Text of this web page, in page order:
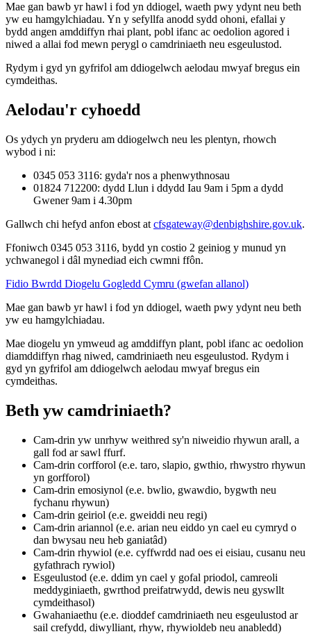
Mae gan bawb yr hawl i fod yn ddiogel, waeth pwy ydynt neu beth
yw eu hamgylchiadau. Yn y sefyllfa anodd sydd ohoni, efallai y
bydd angen amddiffyn rhai plant, pobl ifanc ac oedolion agored i
niwed a allai fod mewn perygl o camdriniaeth neu esgeulustod.
Rydym i gyd yn gyfrifol am ddiogelwch aelodau mwyaf bregus ein
cymdeithas.
Aelodau'r cyhoedd
Os ydych yn pryderu am ddiogelwch neu les plentyn, rhowch
wybod i ni:
0345 053 3116: gyda'r nos a phenwythnosau
01824 712200: dydd Llun i ddydd Iau 9am i 5pm a dydd
Gwener 9am i 4.30pm
Gallwch chi hefyd anfon ebost at cfsgateway@denbighshire.gov.uk.
Ffoniwch 0345 053 3116, bydd yn costio 2 geiniog y munud yn
ychwanegol i dâl mynediad eich cwmni ffôn.
Fidio Bwrdd Diogelu Gogledd Cymru (gwefan allanol)
Mae gan bawb yr hawl i fod yn ddiogel, waeth pwy ydynt neu beth
yw eu hamgylchiadau.
Mae diogelu yn ymweud ag amddiffyn plant, pobl ifanc ac oedolion
diamddiffyn rhag niwed, camdriniaeth neu esgeulustod. Rydym i
gyd yn gyfrifol am ddiogelwch aelodau mwyaf bregus ein
cymdeithas.
Beth yw camdriniaeth?
Cam-drin yw unrhyw weithred sy'n niweidio rhywun arall, a
gall fod ar sawl ffurf.
Cam-drin corfforol (e.e. taro, slapio, gwthio, rhwystro rhywun
yn gorfforol)
Cam-drin emosiynol (e.e. bwlio, gwawdio, bygwth neu
fychanu rhywun)
Cam-drin geiriol (e.e. gweiddi neu regi)
Cam-drin ariannol (e.e. arian neu eiddo yn cael eu cymryd o
dan bwysau neu heb ganiatâd)
Cam-drin rhywiol (e.e. cyffwrdd nad oes ei eisiau, cusanu neu
gyfathrach rywiol)
Esgeulustod (e.e. ddim yn cael y gofal priodol, camreoli
meddyginiaeth, gwrthod preifatrwydd, dewis neu gyswllt
cymdeithasol)
Gwahaniaethu (e.e. dioddef camdriniaeth neu esgeulustod ar
sail crefydd, diwylliant, rhyw, rhywioldeb neu anabledd)